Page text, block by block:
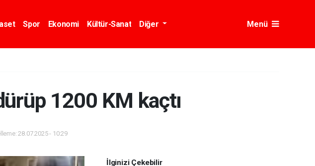
Spor Ekonomi Kültür-Sanat Diğer Menü
1200 KM kaçtı
28.07.2025 - 10:29
İlginizi Çekebilir